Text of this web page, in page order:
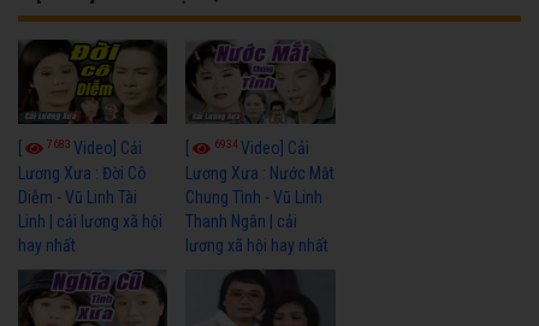
7683 Video] Cải
Lương Xưa : Đời Cô
Diễm - Vũ Linh Tài
Linh | cải lương xã hội
hay nhất
6934Video] Cải
Lương Xưa : Nước Mắt
Chung Tình - Vũ Linh
Thanh Ngân | cải
lương xã hội hay nhất